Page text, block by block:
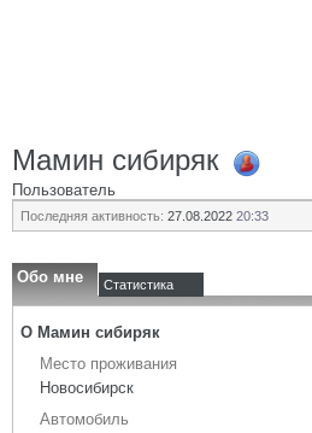
Мамин сибиряк
Пользователь
Последняя активность: 27.08.2022 20:33
Обо мне Статистика
О Мамин сибиряк
Место проживания
Новосибирск
Автомобиль